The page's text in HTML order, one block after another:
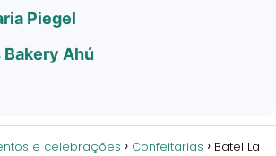
Piegel
Bakery Ahú
e celebrações Confeitarias Batel La